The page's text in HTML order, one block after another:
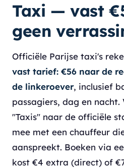
Taxi — vast
geen
Officiële Parijse taxi's
vast tarief: €56 naar de
de linkeroever, inclusief
passagiers, dag en nacht.
"Taxis" naar de officiële
mee met een chauffeur
aanspreekt. Boeken via
kost €4 extra (direct) of